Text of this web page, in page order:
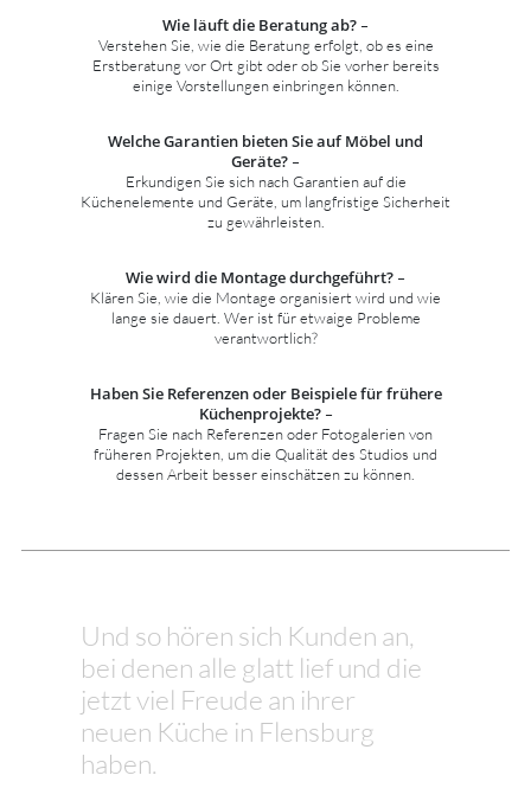
Wie läuft die Beratung ab? –
Verstehen Sie, wie die Beratung erfolgt, ob es eine
Erstberatung vor Ort gibt oder ob Sie vorher bereits
einige Vorstellungen einbringen können.
Welche Garantien bieten Sie auf Möbel und
Geräte? –
Erkundigen Sie sich nach Garantien auf die
Küchenelemente und Geräte, um langfristige Sicherheit
zu gewährleisten.
Wie wird die Montage durchgeführt? –
Klären Sie, wie die Montage organisiert wird und wie
lange sie dauert. Wer ist für etwaige Probleme
verantwortlich?
Haben Sie Referenzen oder Beispiele für frühere
Küchenprojekte? –
Fragen Sie nach Referenzen oder Fotogalerien von
früheren Projekten, um die Qualität des Studios und
dessen Arbeit besser einschätzen zu können.
Und so hören sich Kunden an,
bei denen alle glatt lief und die
jetzt viel Freude an ihrer
neuen Küche in Flensburg
haben.